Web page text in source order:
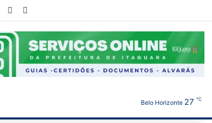
YouTubeInstagram
Belo Horizonte 27 ℃